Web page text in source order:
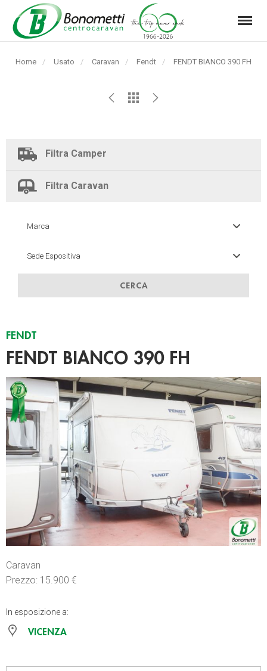
Automarket
Bonometti
Menu
Home Usato Caravan Fendt
Pagina
FENDT BIANCO 390 FH
Filtra Camper
Filtra Caravan
CERCA
FENDT
FENDT BIANCO 390 FH
Caravan
Prezzo: 15.900 €
In esposizione a:
VICENZA